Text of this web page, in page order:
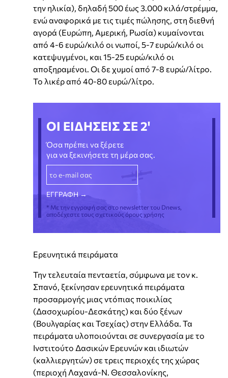
την ηλικία), δηλαδή 500 έως 3.000 κιλά/στρέμμα,
ενώ αναφορικά με τις τιμές πώλησης, στη διεθνή
αγορά (Ευρώπη, Αμερική, Ρωσία) κυμαίνονται
από 4-6 ευρώ/κιλό οι νωποί, 5-7 ευρώ/κιλό οι
κατεψυγμένοι, και 15-25 ευρώ/κιλό οι
αποξηραμένοι. Οι δε χυμοί από 7-8 ευρώ/λίτρο.
Το λικέρ από 40-80 ευρώ/λίτρο.
ΟΙ ΕΙΔΗΣΕΙΣ ΣΕ 2'
Όσα πρέπει να ξέρετε
για να ξεκινήσετε τη μέρα σας.
* Με την εγγραφή σας στο newsletter του Dnews,
αποδέχεστε τους σχετικούς όρους χρήσης
Ερευνητικά πειράματα
Την τελευταία πενταετία, σύμφωνα με τον κ.
Σπανό, ξεκίνησαν ερευνητικά πειράματα
προσαρμογής μιας ντόπιας ποικιλίας
(Δασοχωρίου-Δεσκάτης) και δύο ξένων
(Βουλγαρίας και Τσεχίας) στην Ελλάδα. Τα
πειράματα υλοποιούνται σε συνεργασία με το
Ινστιτούτο Δασικών Ερευνών και ιδιωτών
(καλλιεργητών) σε τρεις περιοχές της χώρας
(περιοχή Λαχανά-Ν. Θεσσαλονίκης,